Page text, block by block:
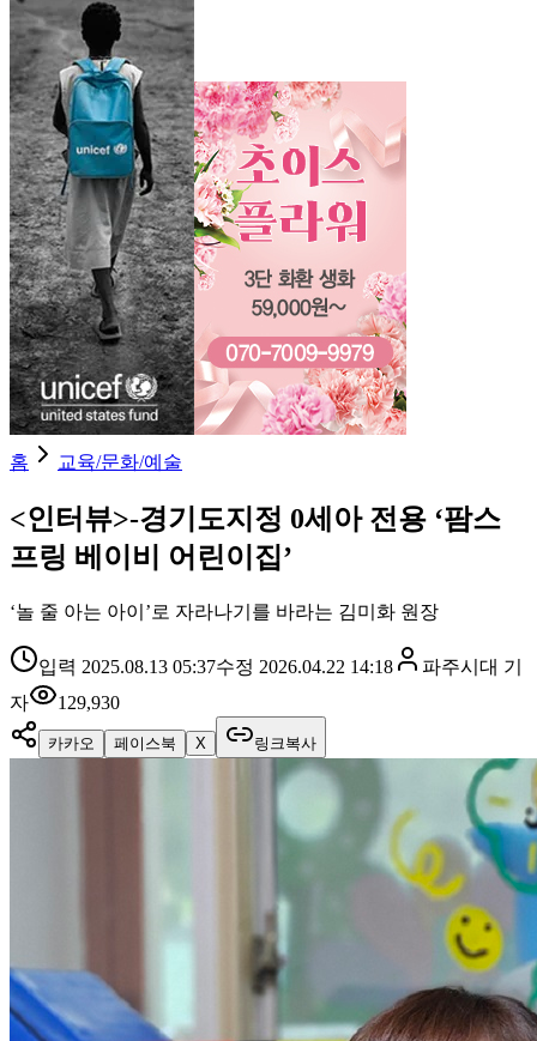
홈 교육/문화/예술
<인터뷰>-경기도지정 0세아 전용 ‘팜스
프링 베이비 어린이집’
‘놀 줄 아는 아이’로 자라나기를 바라는 김미화 원장
입력 2025.08.13 05:37수정 2026.04.22 14:18 파주시대 기
자
129,930
카카오 페이스북 X 링크복사